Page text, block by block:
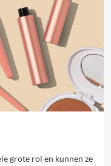
grote rol en kunnen ze